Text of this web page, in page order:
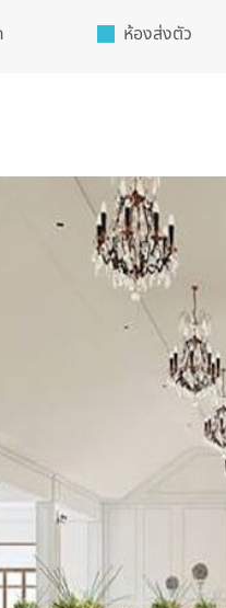
ห้องส่งตัว